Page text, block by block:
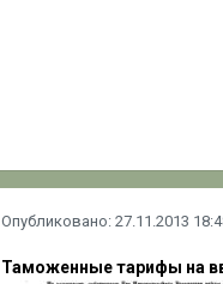
Опубликовано: 27.11.2013
Таможенные тарифы на